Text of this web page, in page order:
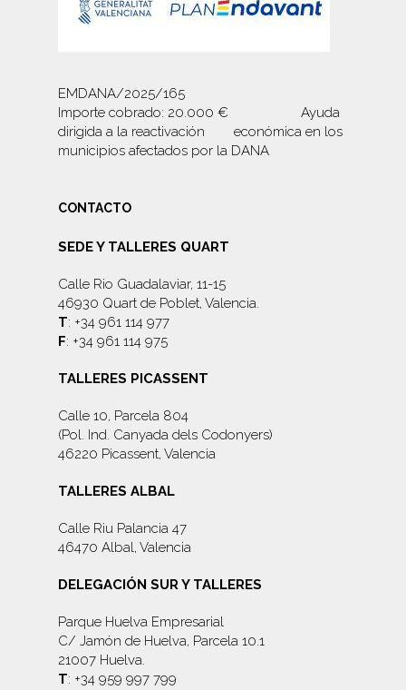
EMDANA/2025/165
Importe cobrado: 20.000 € Ayuda
dirigida a la reactivación económica en los
municipios afectados por la DANA
CONTACTO
SEDE Y TALLERES QUART
Calle Rio Guadalaviar, 11-15
46930 Quart de Poblet, Valencia.
T: +34 961 114 977
F: +34 961 114 975
TALLERES PICASSENT
Calle 10, Parcela 804
(Pol. Ind. Canyada dels Codonyers)
46220 Picassent, Valencia
TALLERES ALBAL
Calle Riu Palancia 47
46470 Albal, Valencia
DELEGACIÓN SUR Y TALLERES
Parque Huelva Empresarial
C/ Jamón de Huelva, Parcela 10.1
21007 Huelva.
T: +34 959 997 799